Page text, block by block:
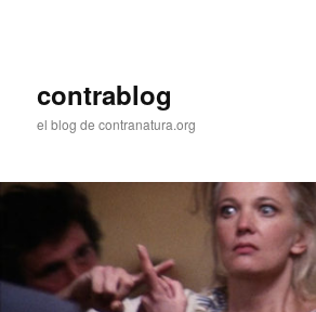
contrablog
el blog de contranatura.org